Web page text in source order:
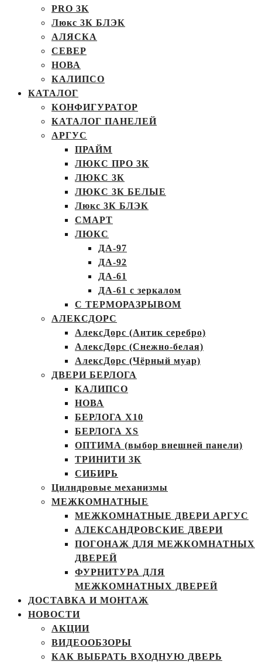
PRO 3K
Люкс 3К БЛЭК
АЛЯСКА
СЕВЕР
НОВА
КАЛИПСО
КАТАЛОГ
КОНФИГУРАТОР
КАТАЛОГ ПАНЕЛЕЙ
АРГУС
ПРАЙМ
ЛЮКС ПРО 3К
ЛЮКС 3К
ЛЮКС 3К БЕЛЫЕ
Люкс 3К БЛЭК
СМАРТ
ЛЮКС
ДА-97
ДА-92
ДА-61
ДА-61 с зеркалом
С ТЕРМОРАЗРЫВОМ
АЛЕКСДОРС
АлексДорс (Антик серебро)
АлексДорс (Снежно-белая)
АлексДорс (Чёрный муар)
ДВЕРИ БЕРЛОГА
КАЛИПСО
НОВА
БЕРЛОГА Х10
БЕРЛОГА XS
ОПТИМА (выбор внешней панели)
ТРИНИТИ 3К
СИБИРЬ
Цилндровые механизмы
МЕЖКОМНАТНЫЕ
МЕЖКОМНАТНЫЕ ДВЕРИ АРГУС
АЛЕКСАНДРОВСКИЕ ДВЕРИ
ПОГОНАЖ ДЛЯ МЕЖКОМНАТНЫХ
ДВЕРЕЙ
ФУРНИТУРА ДЛЯ
МЕЖКОМНАТНЫХ ДВЕРЕЙ
ДОСТАВКА И МОНТАЖ
НОВОСТИ
АКЦИИ
ВИДЕООБЗОРЫ
КАК ВЫБРАТЬ ВХОДНУЮ ДВЕРЬ